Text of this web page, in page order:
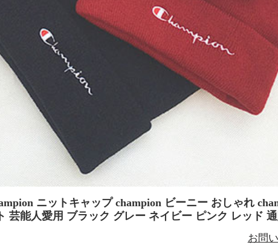
ニットキャップ champion ビーニー おしゃれ
芸能人愛用 ブラック グレー ネイビー ピンク レッド
お問